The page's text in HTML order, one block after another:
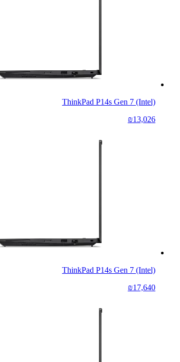
ThinkPad P14s Gen 7 (Intel)
₪13,026
ThinkPad P14s Gen 7 (Intel)
₪17,640